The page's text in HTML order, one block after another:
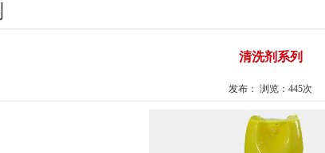
清洗剂系列
发布： 浏览：445次